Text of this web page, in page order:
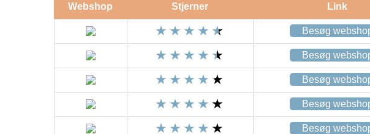
Webshop Stjerner Link
Besøg
Besøg
Besøg
Besøg
Besøg